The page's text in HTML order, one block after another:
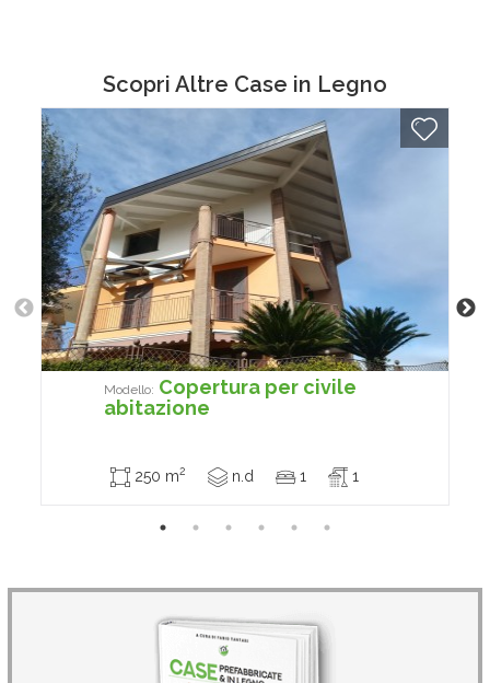
Scopri Altre Case in Legno
Modello: Copertura per civile
abitazione
250 m2 n.d 1 1